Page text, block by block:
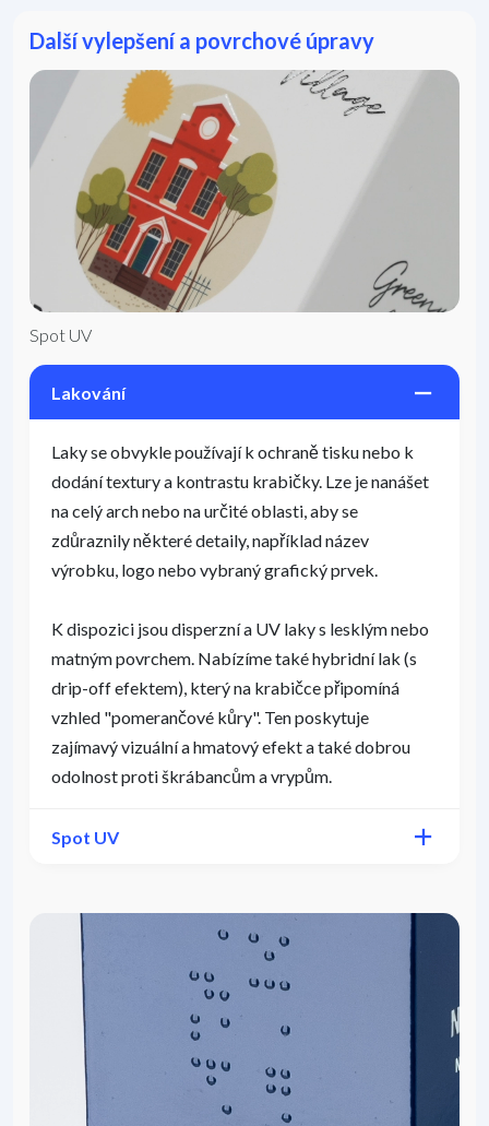
Další vylepšení a povrchové úpravy
Spot UV
Lakování
Laky se obvykle používají k ochraně tisku nebo k
dodání textury a kontrastu krabičky. Lze je nanášet
na celý arch nebo na určité oblasti, aby se
zdůraznily některé detaily, například název
výrobku, logo nebo vybraný grafický prvek.
K dispozici jsou disperzní a UV laky s lesklým nebo
matným povrchem. Nabízíme také hybridní lak (s
drip-off efektem), který na krabičce připomíná
vzhled "pomerančové kůry". Ten poskytuje
zajímavý vizuální a hmatový efekt a také dobrou
odolnost proti škrábancům a vrypům.
Spot UV